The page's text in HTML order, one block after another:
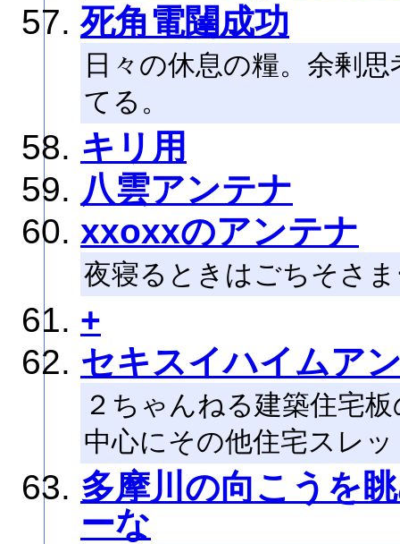
死角電闥成功
日々の休息の糧。余剰
てる。
キリ用
八雲アンテナ
xxoxxのアンテナ
夜寝るときはごちそさ
+
セキスイハイムア
２ちゃんねる建築住宅
中心にその他住宅スレ
多摩川の向こうを
ーな